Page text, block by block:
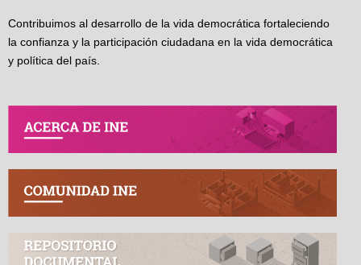
Contribuimos al desarrollo de la vida democrática fortaleciendo
la confianza y la participación ciudadana en la vida democrática
y política del país.